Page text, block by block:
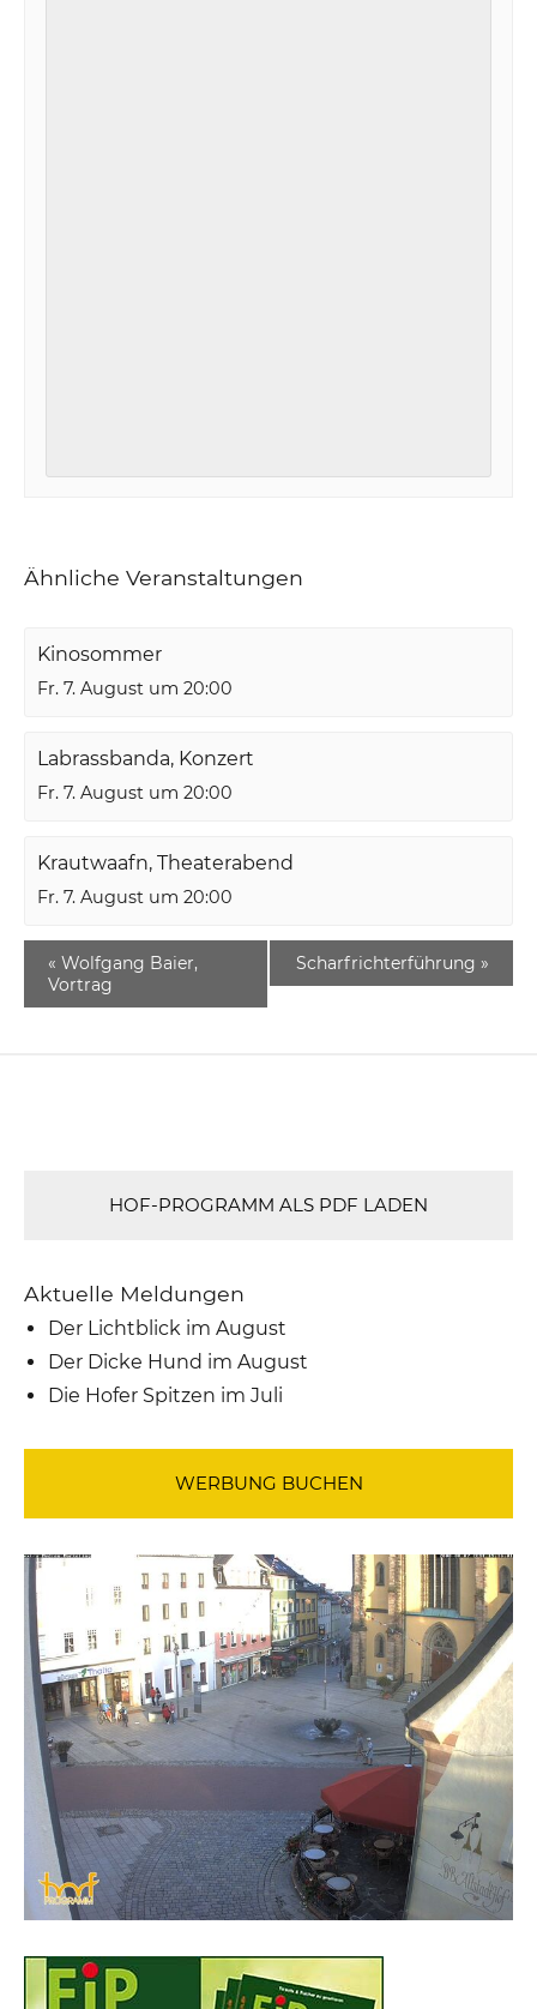
Ähnliche Veranstaltungen
Kinosommer
Fr. 7. August um 20:00
Labrassbanda, Konzert
Fr. 7. August um 20:00
Krautwaafn, Theaterabend
Fr. 7. August um 20:00
« Wolfgang Baier,
Vortrag
Scharfrichterführung »
HOF-PROGRAMM ALS PDF LADEN
Aktuelle Meldungen
Der Lichtblick im August
Der Dicke Hund im August
Die Hofer Spitzen im Juli
WERBUNG BUCHEN